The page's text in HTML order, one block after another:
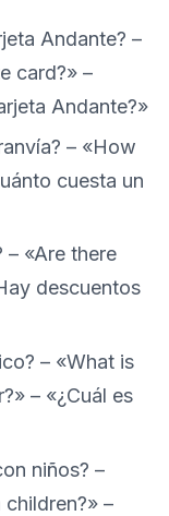
Andante? –
card?» –
Andante?»
– «How
cuesta un
– «Are there
descuentos
– «What is
– «¿Cuál es
niños? –
–